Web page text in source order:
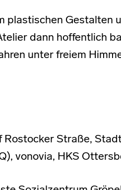
plastischen Gestalten
dann hoffentlich
unter freiem
Straße,
vonovia, HKS